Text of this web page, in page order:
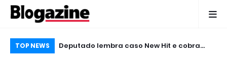
TOP NEWS
Negro,
Deputado lembra caso New Hit e cobra